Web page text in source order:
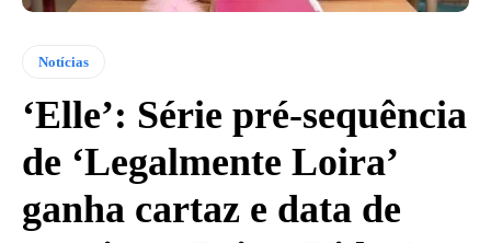
Notícias
‘Elle’: Série pré-sequência
de ‘Legalmente Loira’
ganha cartaz e data de